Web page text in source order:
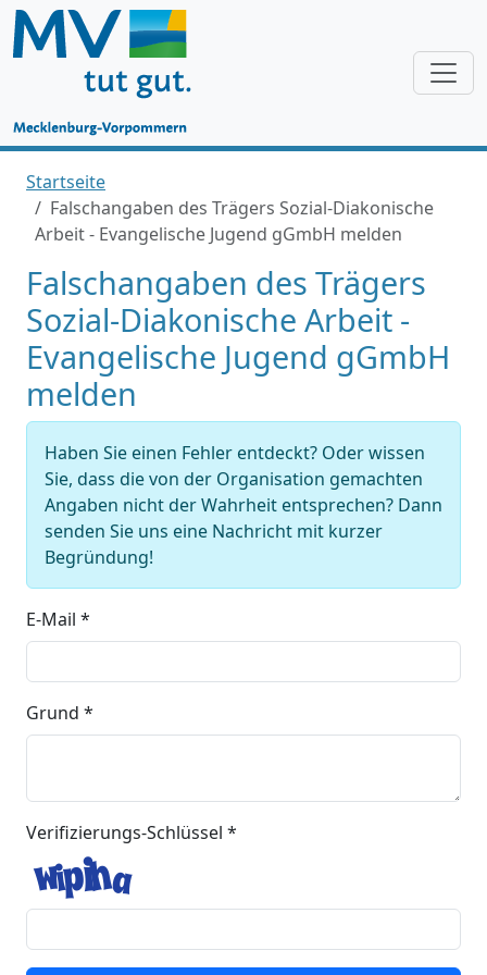
Startseite
Falschangaben des Trägers Sozial-Diakonische
Arbeit - Evangelische Jugend gGmbH melden
Falschangaben des Trägers
Sozial-Diakonische Arbeit -
Evangelische Jugend gGmbH
melden
Haben Sie einen Fehler entdeckt? Oder wissen
Sie, dass die von der Organisation gemachten
Angaben nicht der Wahrheit entsprechen? Dann
senden Sie uns eine Nachricht mit kurzer
Begründung!
E-Mail *
Grund *
Verifizierungs-Schlüssel *